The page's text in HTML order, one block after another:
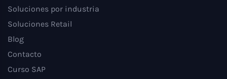
Soluciones por industria
Soluciones Retail
Blog
Contacto
Curso SAP